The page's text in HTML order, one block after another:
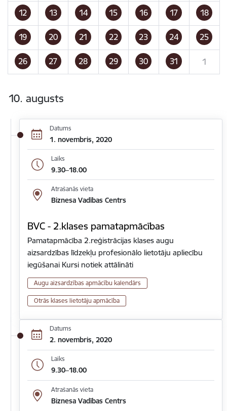
12 13 14 15 16 17 18
19 20 21 22 23 24 25
26 27 28 29 30 31 1
10. augusts
Datums
1. novembris, 2020
Laiks
9.30–18.00
Atrašanās vieta
Biznesa Vadības Centrs
BVC - 2.klases pamatapmācības
Pamatapmācība 2.reģistrācijas klases augu
aizsardzības līdzekļu profesionālo lietotāju apliecību
iegūšanai Kursi notiek attālināti
Augu aizsardzības apmācību kalendārs
Otrās klases lietotāju apmācība
Datums
2. novembris, 2020
Laiks
9.30–18.00
Atrašanās vieta
Biznesa Vadības Centrs